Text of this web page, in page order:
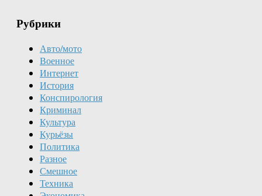
Рубрики
Авто/мото
Военное
Интернет
История
Конспирология
Криминал
Культура
Курьёзы
Политика
Разное
Смешное
Техника